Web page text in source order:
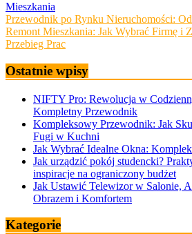
Mieszkania
Nawigacja
wpisu
Przewodnik po Rynku Nieruchomości:
Remont Mieszkania: Jak Wybrać Firmę i
Przebieg Prac
Ostatnie wpisy
NIFTY Pro: Rewolucja w
Kompletny Przewodnik
Kompleksowy Przewodnik: Jak
Fugi w Kuchni
Jak Wybrać Idealne Okna:
Jak urządzić pokój studencki?
inspiracje na ograniczony budżet
Jak Ustawić Telewizor w Salonie,
Obrazem i Komfortem
Kategorie